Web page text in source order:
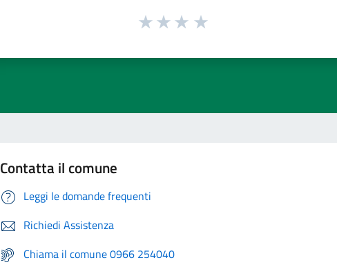
Contatta il comune
Leggi le domande frequenti
Richiedi Assistenza
Chiama il comune 0966 254040